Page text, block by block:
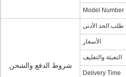
Model Number
شروط الدفع والشحن
طلب الحد الأدنى
الأسعار
التعبئة والتغليف
Delivery Time